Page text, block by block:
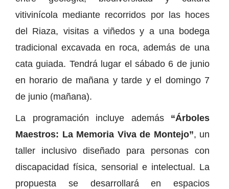
vitivinícola mediante recorridos por las hoces
del Riaza, visitas a viñedos y a una bodega
tradicional excavada en roca, además de una
cata guiada. Tendrá lugar el sábado 6 de junio
en horario de mañana y tarde y el domingo 7
de junio (mañana).
La programación incluye además “Árboles
Maestros: La Memoria Viva de Montejo”, un
taller inclusivo diseñado para personas con
discapacidad física, sensorial e intelectual. La
propuesta se desarrollará en espacios